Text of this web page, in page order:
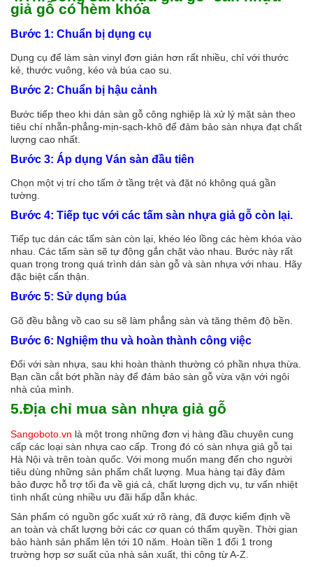
giả gỗ có hèm khóa
Bước 1: Chuẩn bị dụng cụ
Dụng cụ để làm sàn vinyl đơn giản hơn rất nhiều, chỉ với thước
kẻ, thước vuông, kéo và búa cao su.
Bước 2: Chuẩn bị hậu cảnh
Bước tiếp theo khi dán sàn gỗ công nghiệp là xử lý mặt sàn theo
tiêu chí nhẵn-phẳng-mịn-sạch-khô để đảm bảo sàn nhựa đạt chất
lượng cao nhất.
Bước 3: Áp dụng Ván sàn đầu tiên
Chọn một vị trí cho tấm ở tầng trệt và đặt nó không quá gần
tường.
Bước 4: Tiếp tục với các tấm sàn nhựa giả gỗ còn lại.
Tiếp tục dán các tấm sàn còn lại, khéo léo lồng các hèm khóa vào
nhau. Các tấm sàn sẽ tự động gắn chặt vào nhau. Bước này rất
quan trọng trong quá trình dán sàn gỗ và sàn nhựa với nhau. Hãy
đặc biệt cẩn thận.
Bước 5: Sử dụng búa
Gõ đều bằng vồ cao su sẽ làm phẳng sàn và tăng thêm độ bền.
Bước 6: Nghiệm thu và hoàn thành công việc
Đối với sàn nhựa, sau khi hoàn thành thường có phần nhựa thừa.
Bạn cần cắt bớt phần này để đảm bảo sàn gỗ vừa vặn với ngôi
nhà của mình.
5.Địa chỉ mua sàn nhựa giả gỗ
Sangoboto.vn là một trong những đơn vị hàng đầu chuyên cung
cấp các loại sàn nhựa cao cấp. Trong đó có sàn nhựa giả gỗ tại
Hà Nội và trên toàn quốc. Với mong muốn mang đến cho người
tiêu dùng những sản phẩm chất lượng. Mua hàng tại đây đảm
bảo được hỗ trợ tối đa về giá cả, chất lượng dịch vụ, tư vấn nhiệt
tình nhất cùng nhiều ưu đãi hấp dẫn khác.
Sản phẩm có nguồn gốc xuất xứ rõ ràng, đã được kiểm định về
an toàn và chất lượng bởi các cơ quan có thẩm quyền. Thời gian
bảo hành sản phẩm lên tới 10 năm. Hoàn tiền 1 đổi 1 trong
trường hợp sơ suất của nhà sản xuất, thi công từ A-Z.